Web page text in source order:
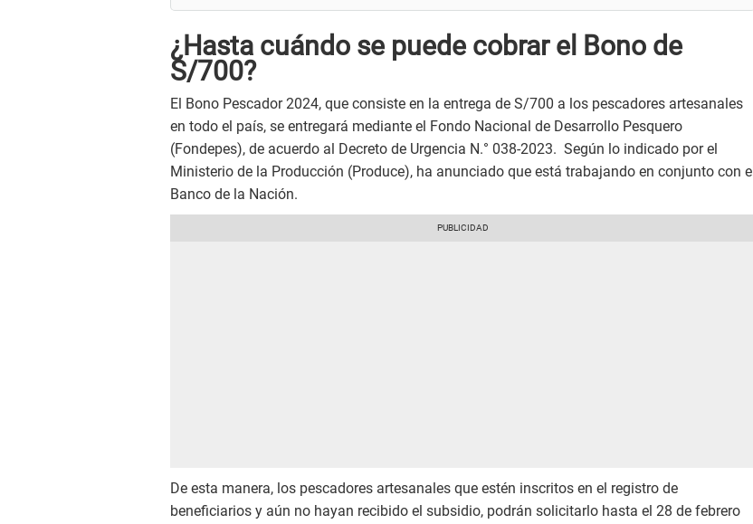
¿Hasta cuándo se puede cobrar el Bono de
S/700?
El Bono Pescador 2024, que consiste en la entrega de S/700 a los pescadores artesanales
en todo el país, se entregará mediante el Fondo Nacional de Desarrollo Pesquero
(Fondepes), de acuerdo al Decreto de Urgencia N.° 038-2023. Según lo indicado por el
Ministerio de la Producción (Produce), ha anunciado que está trabajando en conjunto con el
Banco de la Nación.
De esta manera, los pescadores artesanales que estén inscritos en el registro de
beneficiarios y aún no hayan recibido el subsidio, podrán solicitarlo hasta el 28 de febrero